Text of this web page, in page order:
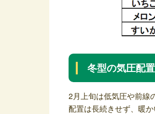
冬型の気圧配
2月上旬は低気圧や前線
配置は長続きせず、暖